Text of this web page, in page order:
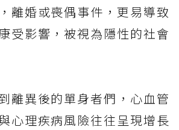
離婚或喪偶事件，更易導致
受影響，被視為隱性的社會
離異後的單身者們，心血管
心理疾病風險往往呈現增長